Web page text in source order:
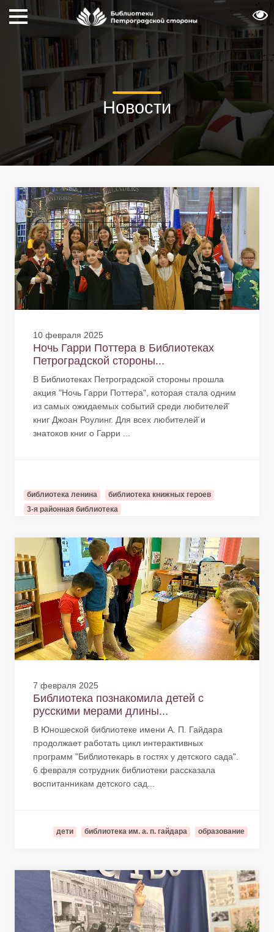
Новости
10 февраля 2025
Ночь Гарри Поттера в Библиотеках
Петроградской стороны...
В Библиотеках Петроградской стороны прошла
акция "Ночь Гарри Поттера", которая стала одним
из самых ожидаемых событий среди любителей̆
книг Джоан Роулинг. Для всех любителей̆ и
знатоков книг о Гарри ...
библиотека ленина
библиотека книжных героев
3-я районная библиотека
7 февраля 2025
Библиотека познакомила детей с
русскими мерами длины...
В Юношеской библиотеке имени А. П. Гайдара
продолжает работать цикл интерактивных
программ "Библиотекарь в гостях у детского сада".
6 февраля сотрудник библиотеки рассказала
воспитанникам детского сад...
дети библиотека им. а. п. гайдара образование